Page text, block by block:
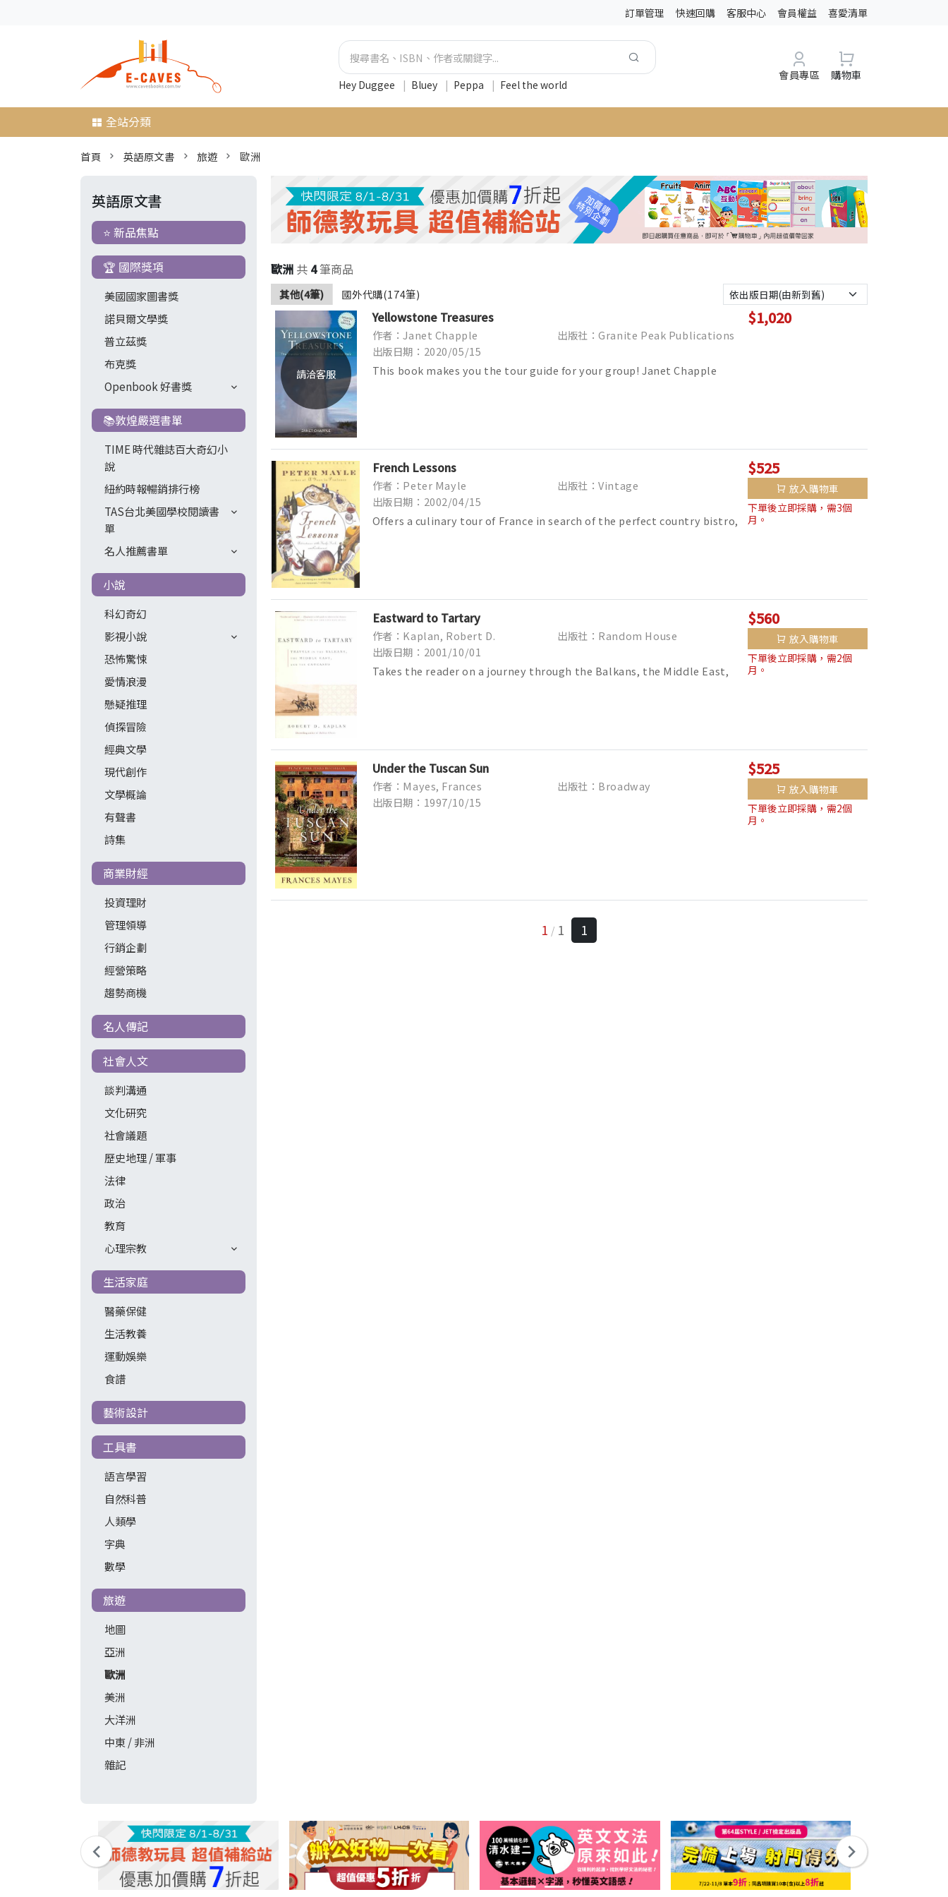
訂單管理 快速回購 客服中心 會員權益 喜愛清單
Hey Duggee | Bluey | Peppa | Feel the world
會員專區 購物車
全站分類
首頁 英語原文書 旅遊 歐洲
英語原文書
⭐ 新品焦點
🏆 國際獎項
美國國家圖書獎
諾貝爾文學獎
普立茲獎
布克獎
Openbook 好書獎
📚敦煌嚴選書單
TIME 時代雜誌百大奇幻小
說
紐約時報暢銷排行榜
TAS台北美國學校閱讀書
單
名人推薦書單
小說
科幻奇幻
影視小說
恐怖驚悚
愛情浪漫
懸疑推理
偵探冒險
經典文學
現代創作
文學概論
有聲書
詩集
商業財經
投資理財
管理領導
行銷企劃
經營策略
趨勢商機
名人傳記
社會人文
談判溝通
文化研究
社會議題
歷史地理 / 軍事
法律
政治
教育
心理宗教
生活家庭
醫藥保健
生活教養
運動娛樂
食譜
藝術設計
工具書
語言學習
自然科普
人類學
字典
數學
旅遊
地圖
亞洲
歐洲
美洲
大洋洲
中東 / 非洲
雜記
歐洲 共 4筆商品
其他(4筆) 國外代購(174筆)
請洽客服
Yellowstone Treasures
作者：Janet Chapple
出版社：Granite Peak Publications
出版日期：2020/05/15
This book makes you the tour guide for your group! Janet Chapple
$1,020
French Lessons
作者：Peter Mayle
出版社：Vintage
出版日期：2002/04/15
Offers a culinary tour of France in search of the perfect country bistro,
$525
放入購物車
下單後立即採購，需3個
月。
Eastward to Tartary
作者：Kaplan, Robert D.
出版社：Random House
出版日期：2001/10/01
Takes the reader on a journey through the Balkans, the Middle East,
$560
放入購物車
下單後立即採購，需2個
月。
Under the Tuscan Sun
作者：Mayes, Frances
出版社：Broadway
出版日期：1997/10/15
$525
放入購物車
下單後立即採購，需2個
月。
1 / 1 1